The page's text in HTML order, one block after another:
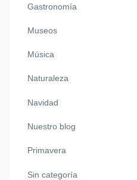
Gastronomía
Museos
Música
Naturaleza
Navidad
Nuestro blog
Primavera
Sin categoría